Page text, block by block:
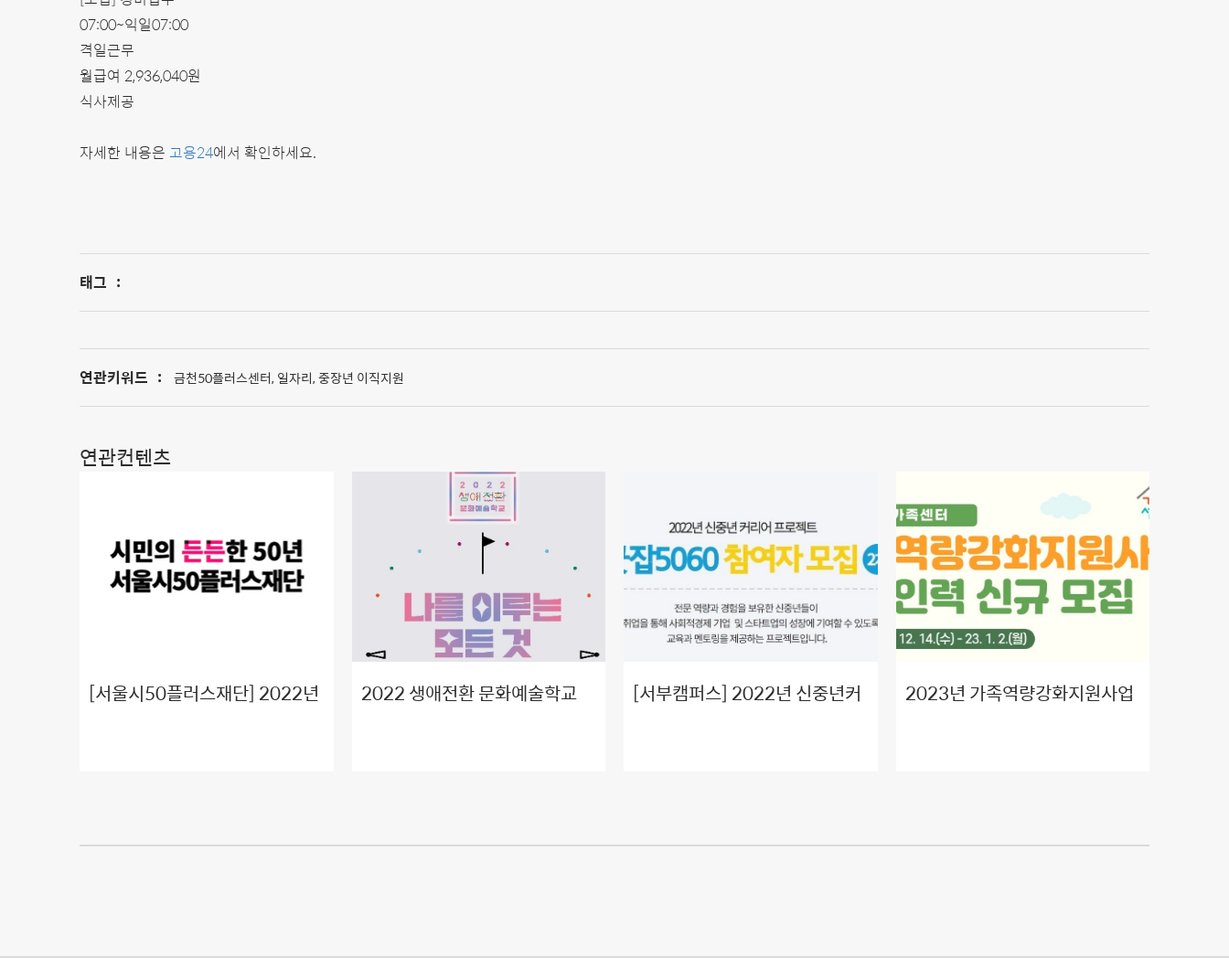
07:00~익일07:00
격일근무
월급여 2,936,040원
식사제공
자세한 내용은 고용24에서 확인하세요.
태그 :
연관키워드 : 금천50플러스센터, 일자리, 중장년 이직지원
연관컨텐츠
[서울시50플러스재단] 2022년
2022 생애전환 문화예술학교
[서부캠퍼스] 2022년 신중년커
2023년 가족역량강화지원사업